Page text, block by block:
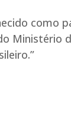
como
Ministério